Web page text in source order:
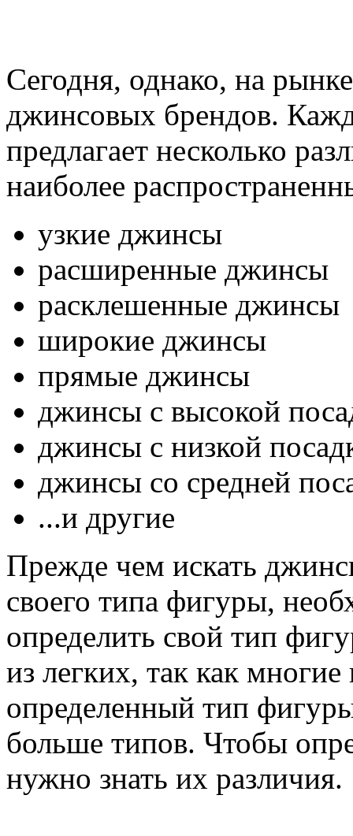
Сегодня, однако, на
джинсовых брендов.
предлагает несколько
наиболее
узкие джинсы
расширенные джинсы
расклешенные джинсы
широкие джинсы
прямые джинсы
джинсы с высокой
джинсы с низкой
джинсы со средней
...и другие
Прежде чем искать
своего типа фигуры,
определить свой тип
из легких, так как
определенный тип
больше типов. Чтобы
нужно знать их различия.